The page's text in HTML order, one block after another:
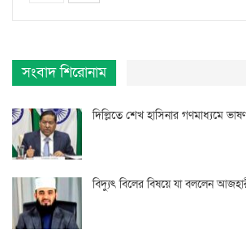
সংবাদ শিরোনাম
দিল্লিতে শেখ হাসিনার গণমাধ্যমে
বিদ্যুৎ বিলের বিষয়ে যা বললেন